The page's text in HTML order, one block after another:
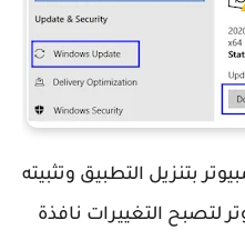
بتنزيل التطبيق وتثبيته
لتصبح التغييرات نافذة